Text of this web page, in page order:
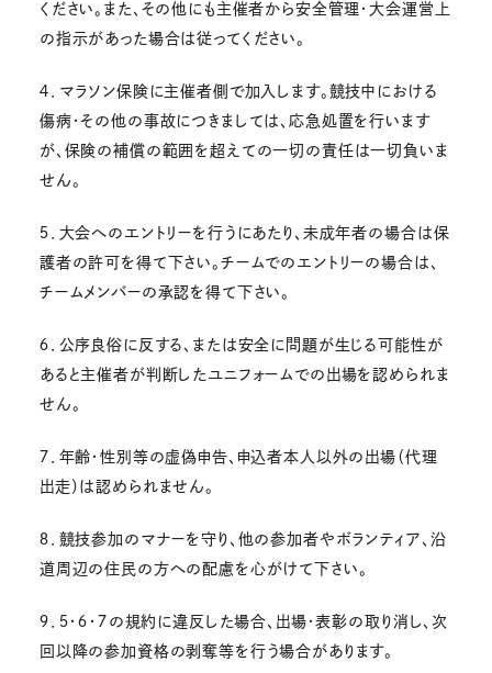
ください。また、その他にも主催者から安全管理・大会運営上
の指示があった場合は従ってください。
４．マラソン保険に主催者側で加入します。競技中における
傷病・その他の事故につきましては、応急処置を行います
が、保険の補償の範囲を超えての一切の責任は一切負いま
せん。
５．大会へのエントリーを行うにあたり、未成年者の場合は保
護者の許可を得て下さい。チームでのエントリーの場合は、
チームメンバーの承認を得て下さい。
６．公序良俗に反する、または安全に問題が生じる可能性が
あると主催者が判断したユニフォームでの出場を認められま
せん。
７．年齢・性別等の虚偽申告、申込者本人以外の出場（代理
出走）は認められません。
８．競技参加のマナーを守り、他の参加者やボランティア、沿
道周辺の住民の方への配慮を心がけて下さい。
９．５・６・７の規約に違反した場合、出場・表彰の取り消し、次
回以降の参加資格の剥奪等を行う場合があります。